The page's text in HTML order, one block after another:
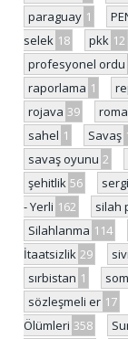
paraguay 1
selek 18 pkk 12
profesyonel ordu
raporlama 1
rojava 39
sahel 1 Savaş
savaş oyunu 2
şehitlik 56 sergi
- Yerli 162 silah
Silahlanma 114
İtaatsizlik 29
sırbistan 1
sözleşmeli er 17
Ölümleri 358